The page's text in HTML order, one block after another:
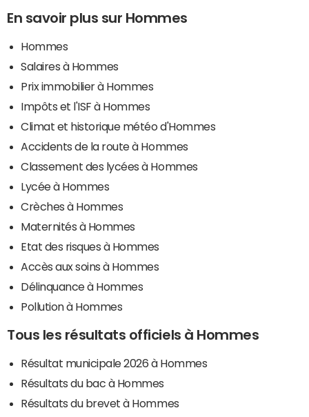
En savoir plus sur Hommes
Hommes
Salaires à Hommes
Prix immobilier à Hommes
Impôts et l'ISF à Hommes
Climat et historique météo d'Hommes
Accidents de la route à Hommes
Classement des lycées à Hommes
Lycée à Hommes
Crèches à Hommes
Maternités à Hommes
Etat des risques à Hommes
Accès aux soins à Hommes
Délinquance à Hommes
Pollution à Hommes
Tous les résultats officiels à Hommes
Résultat municipale 2026 à Hommes
Résultats du bac à Hommes
Résultats du brevet à Hommes